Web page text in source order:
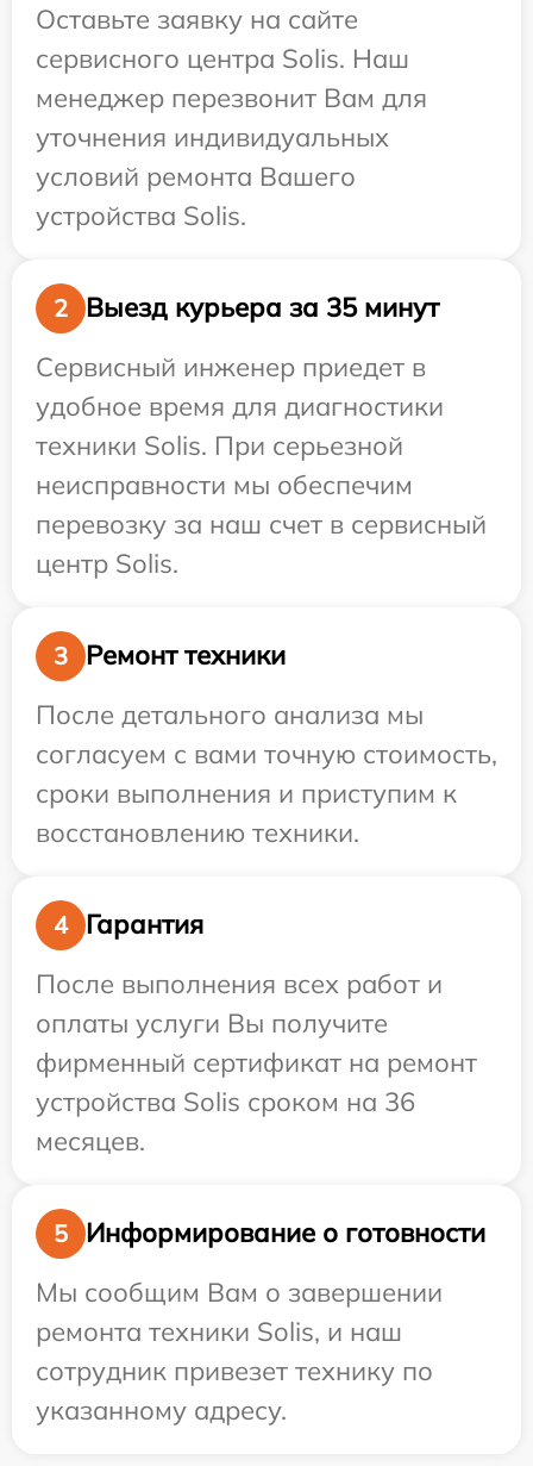
Оставьте заявку на сайте
сервисного центра Solis. Наш
менеджер перезвонит Вам для
уточнения индивидуальных
условий ремонта Вашего
устройства Solis.
2
Выезд курьера за 35 минут
Сервисный инженер приедет в
удобное время для диагностики
техники Solis. При серьезной
неисправности мы обеспечим
перевозку за наш счет в сервисный
центр Solis.
3
Ремонт техники
После детального анализа мы
согласуем с вами точную стоимость,
сроки выполнения и приступим к
восстановлению техники.
4
Гарантия
После выполнения всех работ и
оплаты услуги Вы получите
фирменный сертификат на ремонт
устройства Solis сроком на 36
месяцев.
5
Информирование о готовности
Мы сообщим Вам о завершении
ремонта техники Solis, и наш
сотрудник привезет технику по
указанному адресу.